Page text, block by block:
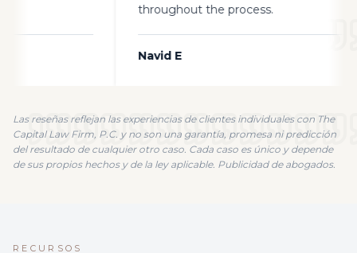
throughout the process.
Navid E
Las reseñas reflejan las experiencias de clientes individuales con The
Capital Law Firm, P.C. y no son una garantía, promesa ni predicción
del resultado de cualquier otro caso. Cada caso es único y depende
de sus propios hechos y de la ley aplicable. Publicidad de abogados.
RECURSOS